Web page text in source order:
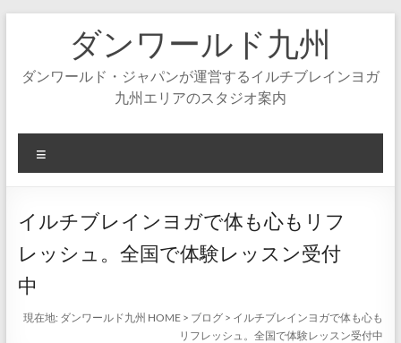
ダンワールド九州
ダンワールド・ジャパンが運営するイルチブレインヨガ
九州エリアのスタジオ案内
ニ
ー
イルチブレインヨガで体も心もリフ
レッシュ。全国で体験レッスン受付
中
現在地: ダンワールド九州 HOME > ブログ > イルチブレインヨガで体も心も
リフレッシュ。全国で体験レッスン受付中